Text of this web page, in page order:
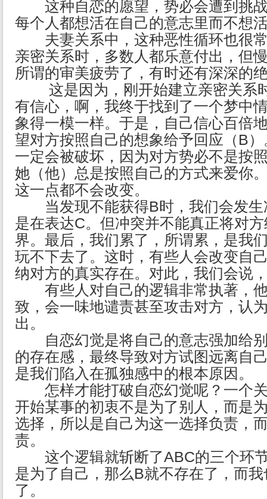
这种自恋的愿望，势必会遭到挑战
每个人都想活在自己的意志里而不想
夫妻关系中，这种恶性循环也很常
亲密关系时，多数人都乐意付出，但
所谓的审美疲劳了，有时还有深深的
这是因为，刚开始建立亲密关系
有信心，啊，我终于找到了一个梦中
象得一模一样。于是，自己信心百倍
望对方按照自己的想象给予回应（B
一定会被破坏，因为对方势必不是按
她（他）总是按照自己的方式来爱你
这一点都不会改变。
当发现不能获得B时，我们会发生
是在表达C。但冲突并不能真正将对
界。最后，我们累了，所谓累，是我
玩不下去了。这时，有些人会改变自
纳对方的真实存在。对此，我们会说
有些人对自己的逻辑非常执著，他
致，会一味地谴责甚至攻击对方，认
出。
自恋幻觉是将自己的意志强加给别
的存在感，最终导致对方试图远离自
是我们陷入在孤独感中的根本原因。
怎样才能打破自恋幻觉呢？一个关
开始某事的初衷不是为了别人，而是
选择，所以是自己为这一选择负责，
责。
这个逻辑就斩断了ABC的三个环
是为了自己，那么B就不存在了，而
了。